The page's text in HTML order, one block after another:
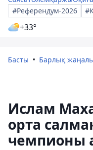
#Референдум-2026
+33°
Басты Барлық
Ислам
орта
чемпионы